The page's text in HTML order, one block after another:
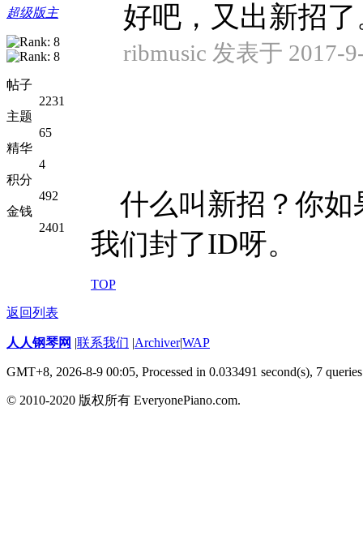
超级版主
帖子
2231
主题
65
精华
4
积分
492
金钱
2401
好吧，又出新招
ribmusic 发表于 2017-
什么叫新招？你如
我们封了ID呀。
TOP
返回列表
人人钢琴网 |联系我们 |Archiver|WAP
GMT+8, 2026-8-9 00:05, Processed in 0.033491 second(s), 7 queries
© 2010-2020 版权所有 EveryonePiano.com.